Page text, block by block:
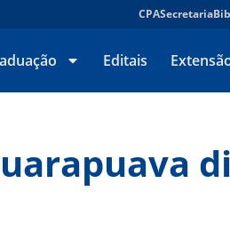
CPASecretaria
Editais